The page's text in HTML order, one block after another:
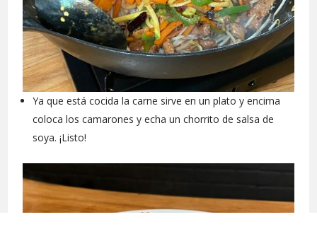
Ya que está cocida la carne sirve en un plato y encima
coloca los camarones y echa un chorrito de salsa de
soya. ¡Listo!